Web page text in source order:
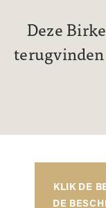
Deze
terugvinden
KLIK DE
DE